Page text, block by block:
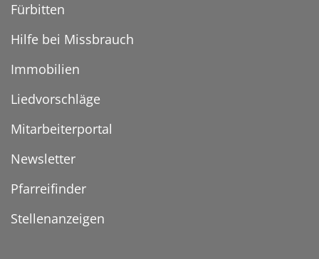
Fürbitten
Hilfe bei Missbrauch
Immobilien
Liedvorschläge
Mitarbeiterportal
Newsletter
Pfarreifinder
Stellenanzeigen